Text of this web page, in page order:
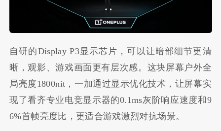
自研的Display P3显示芯片，可以让暗部细节更清
晰，观影、游戏画面更有层次感。这块屏幕户外全
局亮度1800nit，一加通过显示优化技术，让屏幕实
现了看齐专业电竞显示器的0.1ms灰阶响应速度和9
6%首帧亮度比，更适合游戏激烈对抗场景。